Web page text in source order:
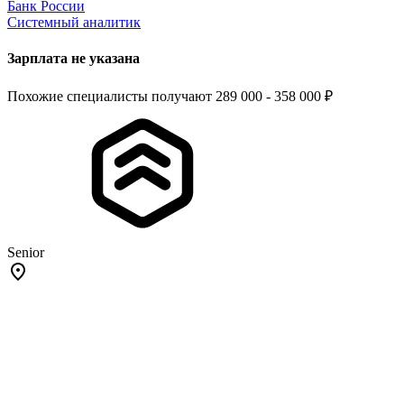
Банк России
Системный аналитик
Зарплата не указана
Похожие специалисты получают 289 000 - 358 000 ₽
Senior